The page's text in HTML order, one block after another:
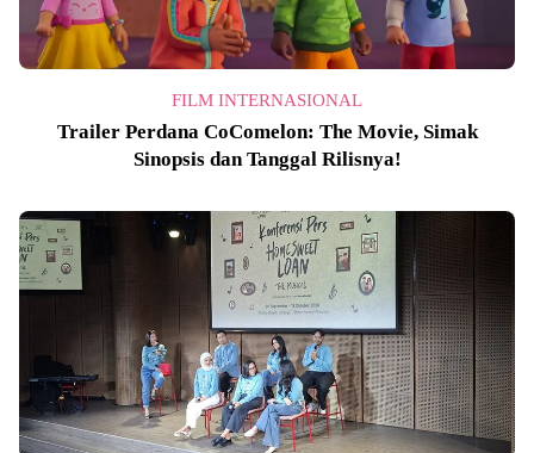
FILM INTERNASIONAL
Trailer Perdana CoComelon: The Movie, Simak
Sinopsis dan Tanggal Rilisnya!